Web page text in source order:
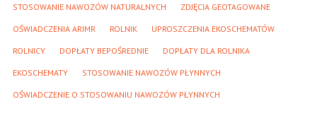
STOSOWANIE NAWOZÓW NATURALNYCH ZDJĘCIA GEOTAGOWANE
OŚWIADCZENIA ARIMR ROLNIK UPROSZCZENIA EKOSCHEMATÓW
ROLNICY DOPŁATY BEPOŚREDNIE DOPŁATY DLA ROLNIKA
EKOSCHEMATY STOSOWANIE NAWOZÓW PŁYNNYCH
OŚWIADCZENIE O STOSOWANIU NAWOZÓW PŁYNNYCH